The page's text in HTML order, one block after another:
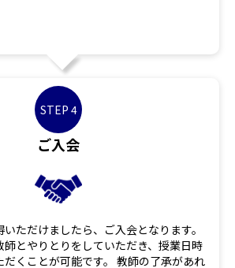
STEP 4
ご入会
ただけましたら、ご入会となります。
師とやりとりをしていただき、授業日時
くことが可能です。 教師の了承があれ